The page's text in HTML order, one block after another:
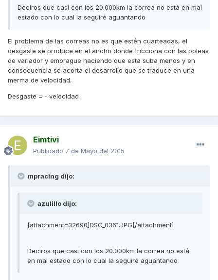
Deciros que casi con los 20.000km la correa no está en mal
estado con lo cual la seguiré aguantando
El problema de las correas no es que estén cuarteadas, el
desgaste se produce en el ancho donde fricciona con las poleas
de variador y embrague haciendo que esta suba menos y en
consecuencia se acorta el desarrollo que se traduce en una
merma de velocidad.
Desgaste = - velocidad
Eimtivi
Publicado 7 de Mayo del 2015
mpracing dijo:
azulillo dijo:
[attachment=32690]DSC_0361.JPG[/attachment]
Deciros que casi con los 20.000km la correa no está
en mal estado con lo cual la seguiré aguantando